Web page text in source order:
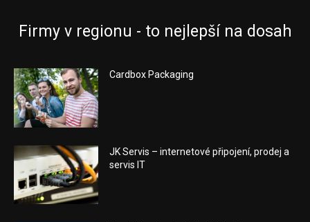
Firmy v regionu - to nejlepší na dosah
Cardbox Packaging
JK Servis – internetové připojení, prodej a
servis IT